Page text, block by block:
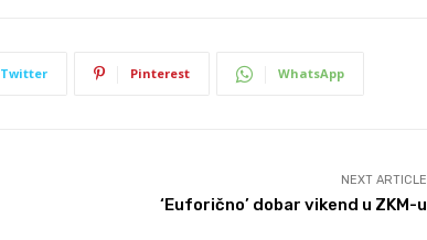
Twitter Pinterest WhatsApp
NEXT ARTICLE
‘Euforično’ dobar vikend u ZKM-u